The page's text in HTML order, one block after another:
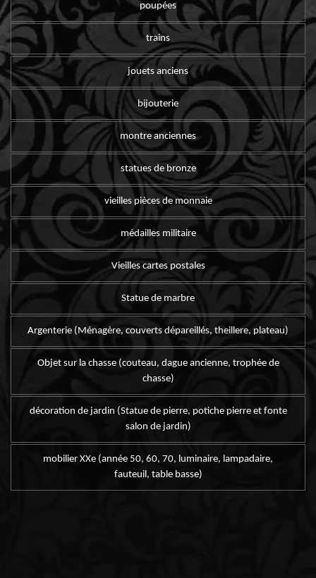
poupées
trains
jouets anciens
bijouterie
montre anciennes
statues de bronze
vieilles pièces de monnaie
médailles militaire
Vieilles cartes postales
Statue de marbre
Argenterie (Ménagère, couverts dépareillés, theillere, plateau)
Objet sur la chasse (couteau, dague ancienne, trophée de
chasse)
décoration de jardin (Statue de pierre, potiche pierre et fonte
salon de jardin)
mobilier XXe (année 50, 60, 70, luminaire, lampadaire,
fauteuil, table basse)